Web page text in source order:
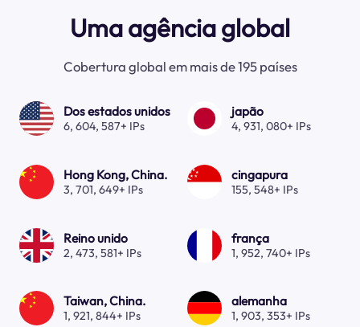
Uma agência global
Cobertura global em mais de 195 países
Dos estados unidos
6, 604, 587+ IPs
japão
4, 931, 080+ IPs
Hong Kong, China.
3, 701, 649+ IPs
cingapura
155, 548+ IPs
Reino unido
2, 473, 581+ IPs
frança
1, 952, 740+ IPs
Taiwan, China.
1, 921, 844+ IPs
alemanha
1, 903, 353+ IPs